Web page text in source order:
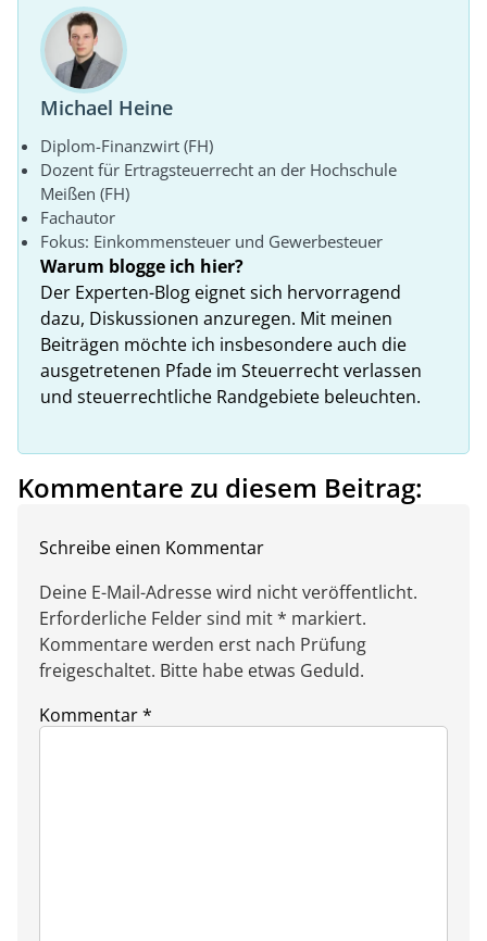
Michael Heine
Diplom-Finanzwirt (FH)
Dozent für Ertragsteuerrecht an der Hochschule
Meißen (FH)
Fachautor
Fokus: Einkommensteuer und Gewerbesteuer
Warum blogge ich hier?
Der Experten-Blog eignet sich hervorragend
dazu, Diskussionen anzuregen. Mit meinen
Beiträgen möchte ich insbesondere auch die
ausgetretenen Pfade im Steuerrecht verlassen
und steuerrechtliche Randgebiete beleuchten.
Kommentare zu diesem Beitrag:
Schreibe einen Kommentar
Deine E-Mail-Adresse wird nicht veröffentlicht.
Erforderliche Felder sind mit * markiert.
Kommentare werden erst nach Prüfung
freigeschaltet. Bitte habe etwas Geduld.
Kommentar*